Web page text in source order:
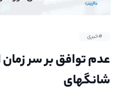
#خبری
عدم توافق بر سر زمان
شانگهای